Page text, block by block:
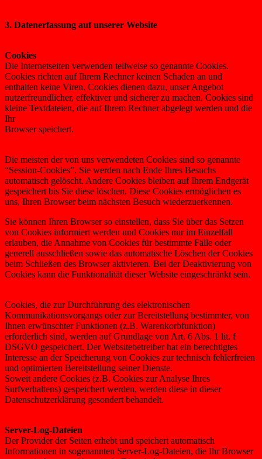
3. Datenerfassung auf unserer Website
Cookies
Die Internetseiten verwenden teilweise so genannte Cookies.
Cookies richten auf Ihrem Rechner keinen Schaden an und
enthalten keine Viren. Cookies dienen dazu, unser Angebot
nutzerfreundlicher, effektiver und sicherer zu machen. Cookies sind
kleine Textdateien, die auf Ihrem Rechner abgelegt werden und die
Ihr
Browser speichert.
Die meisten der von uns verwendeten Cookies sind so genannte
“Session-Cookies”. Sie werden nach Ende Ihres Besuchs
automatisch gelöscht. Andere Cookies bleiben auf Ihrem Endgerät
gespeichert bis Sie diese löschen. Diese Cookies ermöglichen es
uns, Ihren Browser beim nächsten Besuch wiederzuerkennen.
Sie können Ihren Browser so einstellen, dass Sie über das Setzen
von Cookies informiert werden und Cookies nur im Einzelfall
erlauben, die Annahme von Cookies für bestimmte Fälle oder
generell ausschließen sowie das automatische Löschen der Cookies
beim Schließen des Browser aktivieren. Bei der Deaktivierung von
Cookies kann die Funktionalität dieser Website eingeschränkt sein.
Cookies, die zur Durchführung des elektronischen
Kommunikationsvorgangs oder zur Bereitstellung bestimmter, von
Ihnen erwünschter Funktionen (z.B. Warenkorbfunktion)
erforderlich sind, werden auf Grundlage von Art. 6 Abs. 1 lit. f
DSGVO gespeichert. Der Websitebetreiber hat ein berechtigtes
Interesse an der Speicherung von Cookies zur technisch fehlerfreien
und optimierten Bereitstellung seiner Dienste.
Soweit andere Cookies (z.B. Cookies zur Analyse Ihres
Surfverhaltens) gespeichert werden, werden diese in dieser
Datenschutzerklärung gesondert behandelt.
Server-Log-Dateien
Der Provider der Seiten erhebt und speichert automatisch
Informationen in sogenannten Server-Log-Dateien, die Ihr Browser